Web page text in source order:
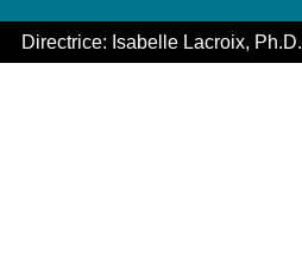
Directrice: Isabelle Lacroix, Ph.D.